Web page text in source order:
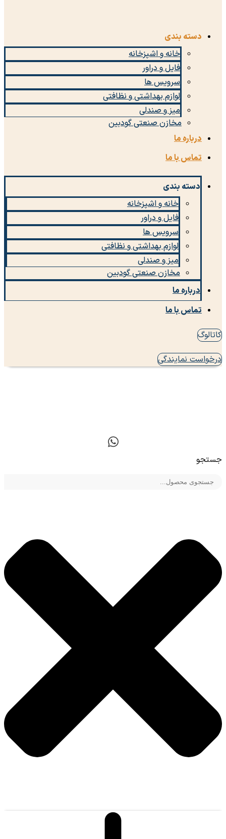
دسته بندی
خانه و اشپزخانه
فایل و دراور
سرویس ها
لوازم بهداشتی و نظافتی
میز و صندلی
مخازن صنعتی گودبین
درباره ما
تماس با ما
دسته بندی
خانه و اشپزخانه
فایل و دراور
سرویس ها
لوازم بهداشتی و نظافتی
میز و صندلی
مخازن صنعتی گودبین
درباره ما
تماس با ما
کاتالوگ
درخواست نمایندگی
جستجو